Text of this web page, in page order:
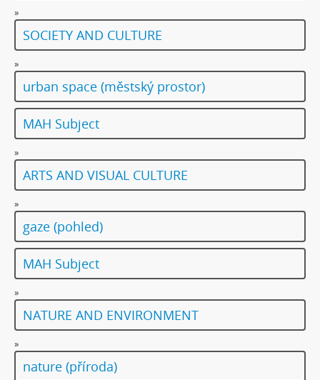
»
SOCIETY AND CULTURE
»
urban space (městský prostor)
MAH Subject
»
ARTS AND VISUAL CULTURE
»
gaze (pohled)
MAH Subject
»
NATURE AND ENVIRONMENT
»
nature (příroda)